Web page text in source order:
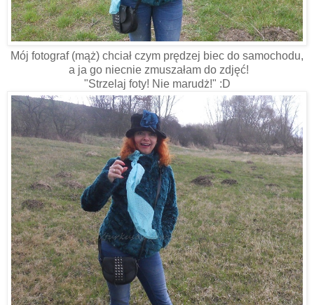
Mój fotograf (mąż) chciał czym prędzej biec do samochodu,
a ja go niecnie zmuszałam do zdjęć!
"Strzelaj foty! Nie marudż!" :D